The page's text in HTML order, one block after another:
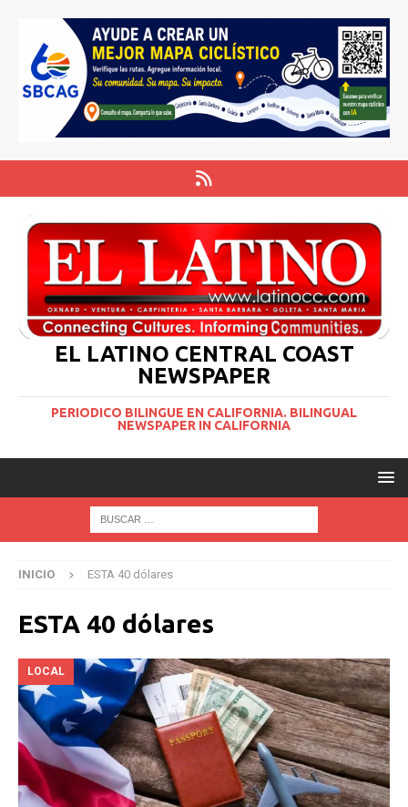
EL LATINO CENTRAL COAST
NEWSPAPER
PERIODICO BILINGUE EN CALIFORNIA. BILINGUAL
NEWSPAPER IN CALIFORNIA
INICIO ESTA 40 dólares
ESTA 40 dólares
LOCAL